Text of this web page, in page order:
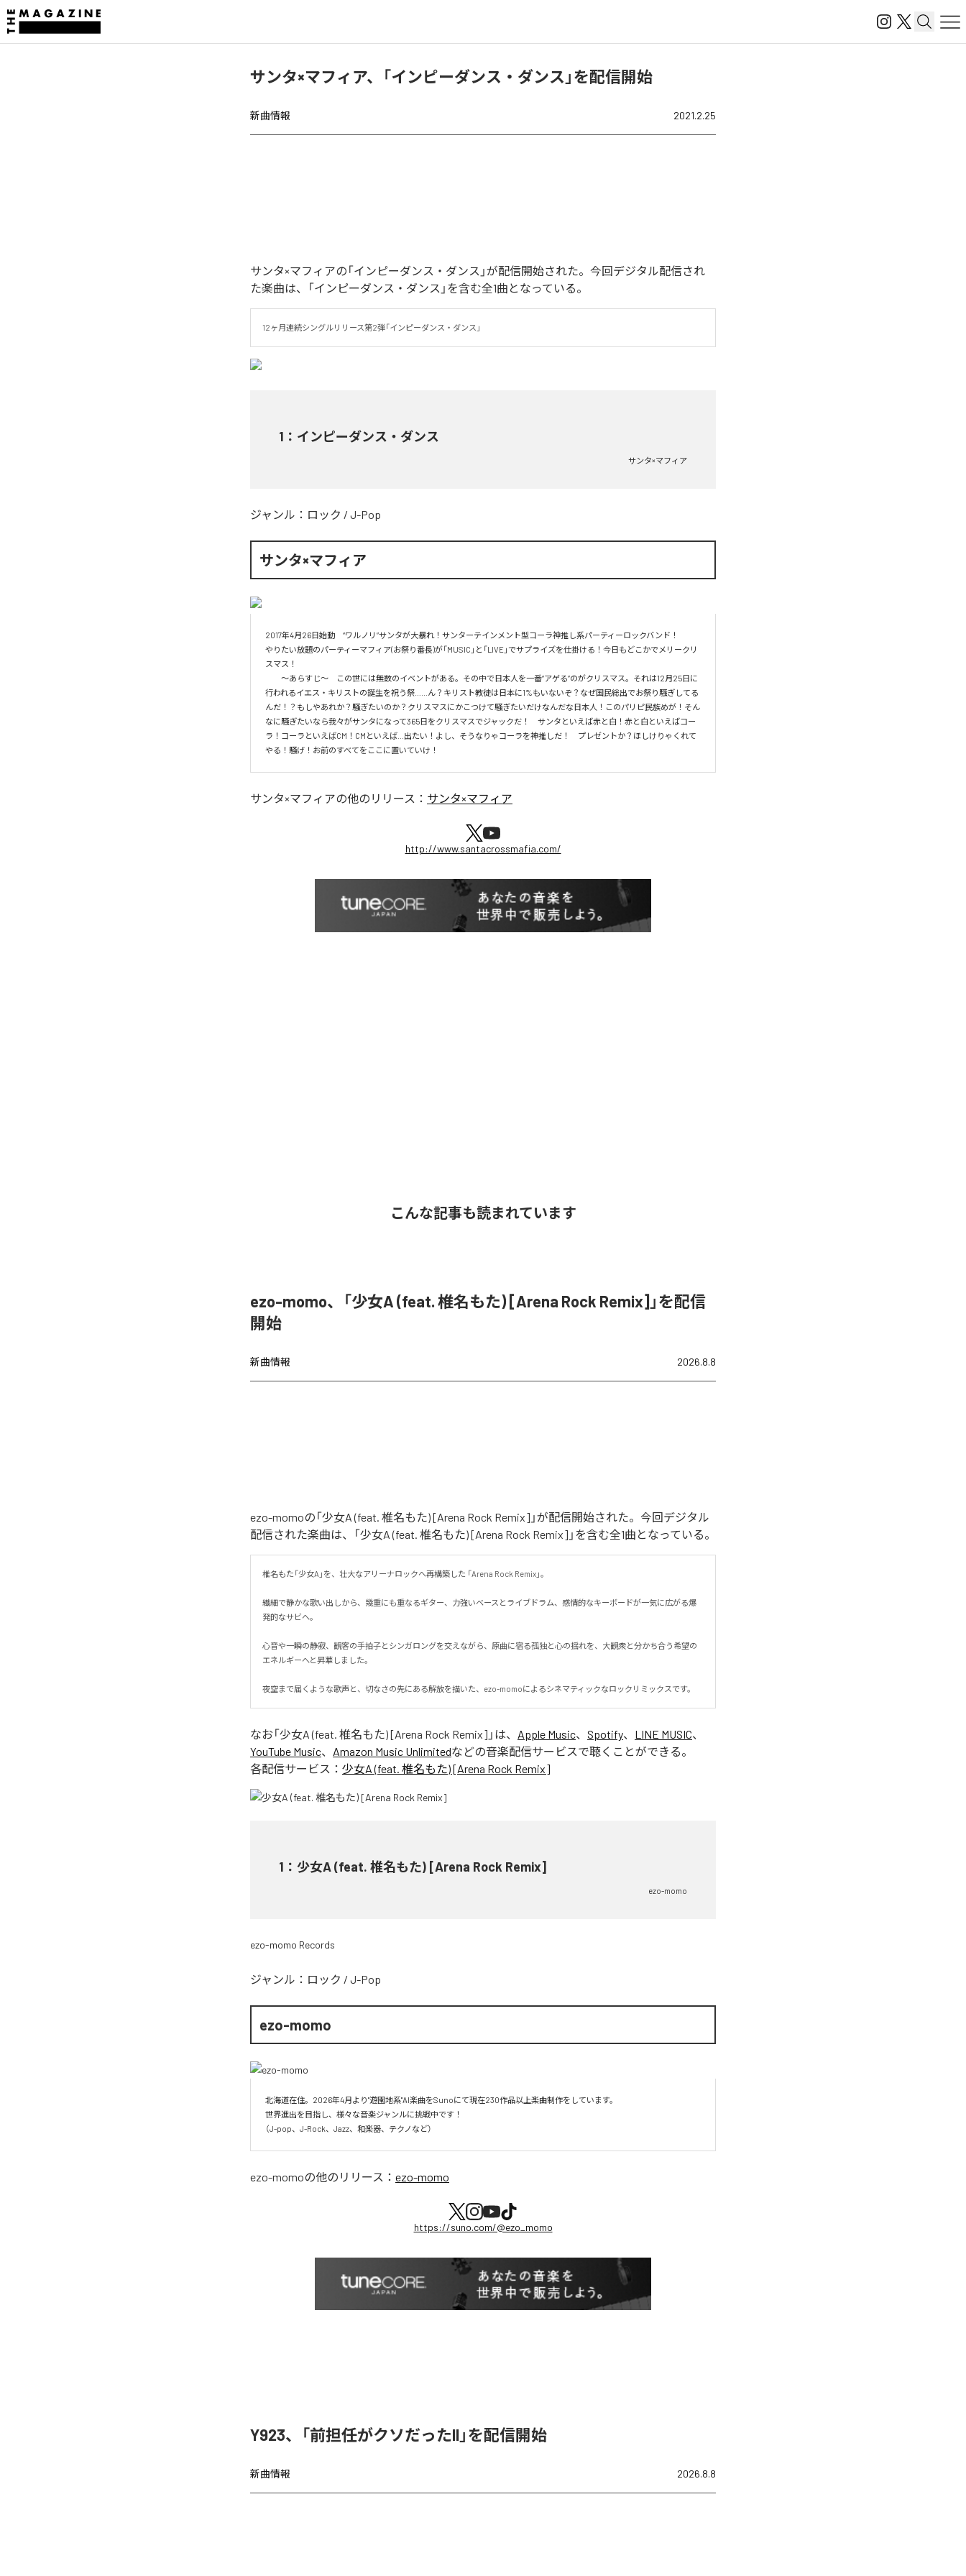
サンタ×マフィア、「インピーダンス・ダンス」を配信開始
新曲情報 2021.2.25
サンタ×マフィアの「インピーダンス・ダンス」が配信開始された。今回デジタル配信され
た楽曲は、「インピーダンス・ダンス」を含む全1曲となっている。
12ヶ月連続シングルリリース第2弾「インピーダンス・ダンス」
1 ： インピーダンス・ダンス
サンタ×マフィア
ジャンル： ロック / J-Pop
サンタ×マフィア
2017年4月26日始動　“ワルノリ”サンタが大暴れ！サンターテインメント型コーラ神推し系パーティーロックバンド！
やりたい放題のパーティーマフィア(お祭り番長)が「MUSIC」と「LIVE」でサプライズを仕掛ける！今日もどこかでメリークリ
スマス！
～あらすじ～　この世には無数のイベントがある。その中で日本人を一番“アゲる”のがクリスマス。それは12月25日に
行われるイエス・キリストの誕生を祝う祭……ん？キリスト教徒は日本に1%もいないぞ？なぜ国民総出でお祭り騒ぎしてる
んだ！？もしやあれか？騒ぎたいのか？クリスマスにかこつけて騒ぎたいだけなんだな日本人！このパリピ民族めが！そん
なに騒ぎたいなら我々がサンタになって365日をクリスマスでジャックだ！　サンタといえば赤と白！赤と白といえばコー
ラ！コーラといえばCM！CMといえば…出たい！よし、そうなりゃコーラを神推しだ！　プレゼントか？ほしけりゃくれて
やる！騒げ！お前のすべてをここに置いていけ！
サンタ×マフィアの他のリリース： サンタ×マフィア
http://www.santacrossmafia.com/
こんな記事も読まれています
ezo-momo、「少女A (feat. 椎名もた) [Arena Rock Remix]」を配信
開始
新曲情報 2026.8.8
ezo-momoの「少女A (feat. 椎名もた) [Arena Rock Remix]」が配信開始された。今回デジタル
配信された楽曲は、「少女A (feat. 椎名もた) [Arena Rock Remix]」を含む全1曲となっている。
椎名もた「少女A」を、壮大なアリーナロックへ再構築した 「Arena Rock Remix」。
繊細で静かな歌い出しから、幾重にも重なるギター、力強いベースとライブドラム、感情的なキーボードが一気に広がる爆
発的なサビへ。
心音や一瞬の静寂、観客の手拍子とシンガロングを交えながら、原曲に宿る孤独と心の揺れを、大観衆と分かち合う希望の
エネルギーへと昇華しました。
夜空まで届くような歌声と、切なさの先にある解放を描いた、ezo-momoによるシネマティックなロックリミックスです。
なお「少女A (feat. 椎名もた) [Arena Rock Remix] 」は、 Apple Music、 Spotify、 LINE MUSIC、
YouTube Music、 Amazon Music Unlimitedなどの音楽配信サービスで聴くことができる。
各配信サービス： 少女A (feat. 椎名もた) [Arena Rock Remix]
1 ： 少女A (feat. 椎名もた) [Arena Rock Remix]
ezo-momo
ezo-momo Records
ジャンル： ロック / J-Pop
ezo-momo
北海道在住。2026年4月より"遊園地系"AI楽曲をSunoにて現在230作品以上楽曲制作をしています。
世界進出を目指し、様々な音楽ジャンルに挑戦中です！
（J-pop、J-Rock、Jazz、和楽器、テクノなど）
ezo-momoの他のリリース： ezo-momo
https://suno.com/@ezo_momo
Y923、「前担任がクソだったII」を配信開始
新曲情報 2026.8.8